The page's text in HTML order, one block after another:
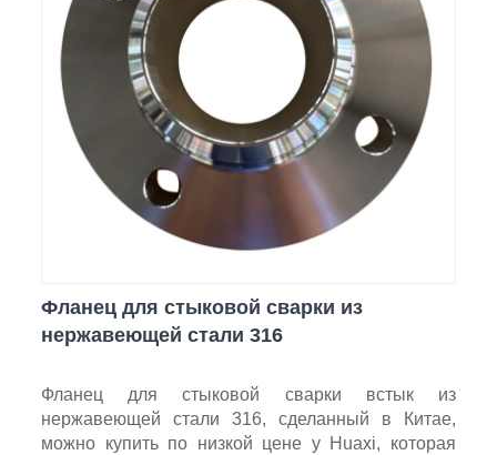
Фланец для стыковой сварки из
нержавеющей стали 316
Фланец для стыковой сварки встык из
нержавеющей стали 316, сделанный в Китае,
можно купить по низкой цене у Huaxi, которая